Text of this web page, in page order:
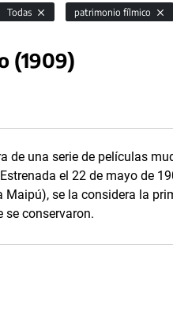
Todas patrimonio fílmico
(1909)
de una serie de películas
el 22 de mayo de
Maipú), se la considera la
se conservaron.